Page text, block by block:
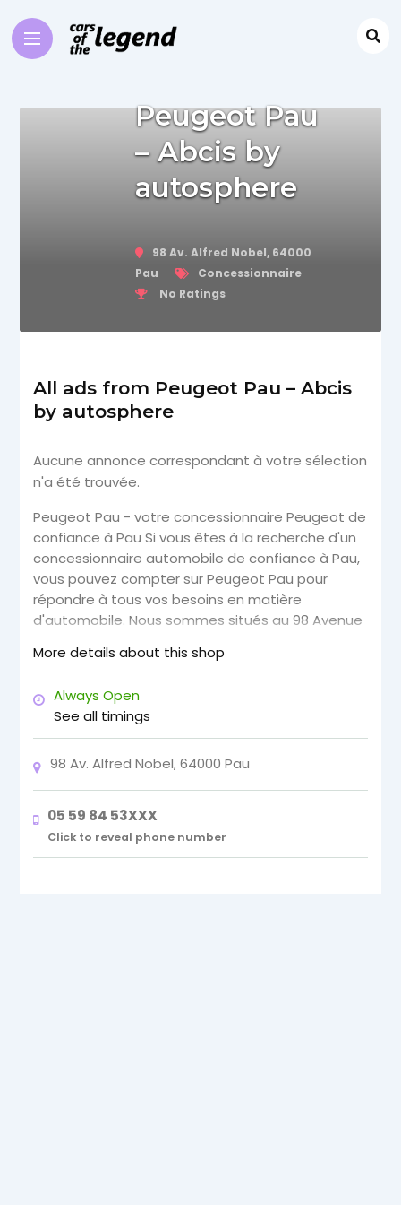
Peugeot Pau
– Abcis by
autosphere
98 Av. Alfred Nobel, 64000
Pau
Concessionnaire
No Ratings
All ads from Peugeot Pau – Abcis
by autosphere
Aucune annonce correspondant à votre sélection
n'a été trouvée.
Peugeot Pau - votre concessionnaire Peugeot de
confiance à Pau Si vous êtes à la recherche d'un
concessionnaire automobile de confiance à Pau,
vous pouvez compter sur Peugeot Pau pour
répondre à tous vos besoins en matière
d'automobile. Nous sommes situés au 98 Avenue
fiers de servir la communauté locale depuis de
priorité absolue est de fournir à nos clients une
expérience de concessionnaire exceptionnelle.
Nous offrons une gamme complète de voitures
Peugeot neuves et d'occasion, ainsi que des
More details about this shop
Always Open
See all timings
98 Av. Alfred Nobel, 64000 Pau
05 59 84 53XXX
Click to reveal phone number